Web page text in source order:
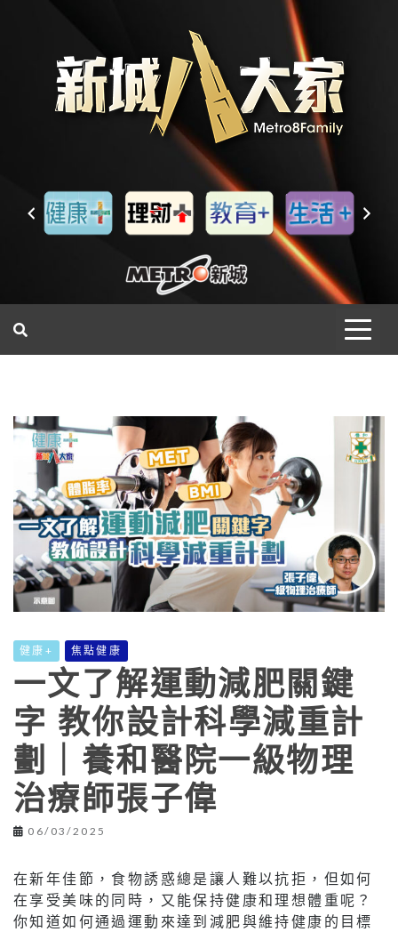
健康+ 焦點健康
一文了解運動減肥關鍵
字 教你設計科學減重計
劃｜養和醫院一級物理
治療師張子偉
06/03/2025
在新年佳節，食物誘惑總是讓人難以抗拒，但如何
在享受美味的同時，又能保持健康和理想體重呢？
你知道如何通過運動來達到減肥與維持健康的目標